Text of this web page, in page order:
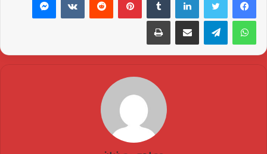
واتساب تيلقرام مشاركة عبر البريد طباعة